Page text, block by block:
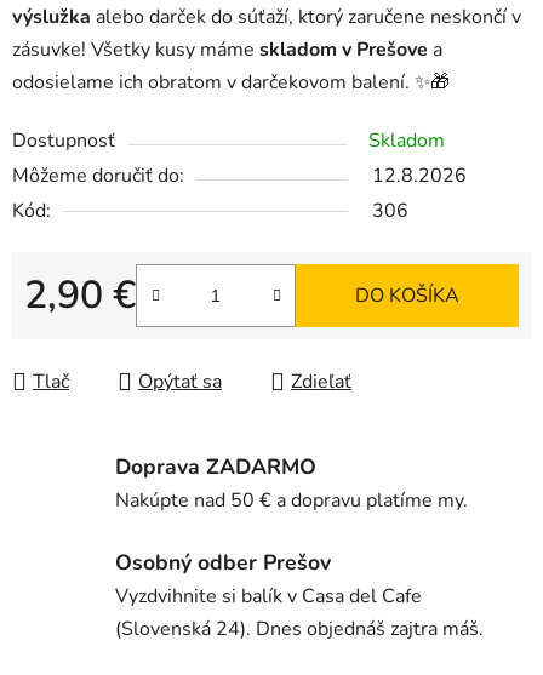
výslužka alebo darček do súťaží, ktorý zaručene neskončí v
zásuvke! Všetky kusy máme skladom v Prešove a
odosielame ich obratom v darčekovom balení. ✨🎁
Dostupnosť
Skladom
Môžeme doručiť do:
12.8.2026
Kód:
306
2,90 €
Jednotková cena:
DO KOŠÍKA
Tlač Opýtať sa Zdieľať
Doprava ZADARMO
Nakúpte nad 50 € a dopravu platíme my.
Osobný odber Prešov
Vyzdvihnite si balík v Casa del Cafe
(Slovenská 24). Dnes objednáš zajtra máš.